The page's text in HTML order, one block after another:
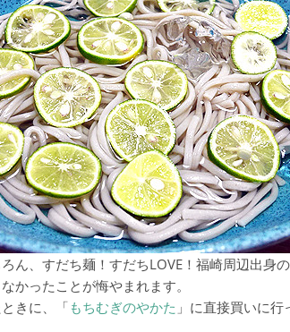
ん、すだち麺！すだちLOVE！福崎周辺出身
かったことが悔やまれます。
きに、「もちむぎのやかた 」に直接買いに行